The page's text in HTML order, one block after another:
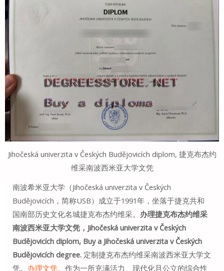
Jihočeská univerzita v Českých Budějovicích diplom, 捷克布杰约
维采南波西米亚大学文凭
南波希米亚大学（Jihočeská univerzita v Českých
Budějovicích，简称USB）成立于1991年，坐落于捷克共和
国南部历史文化名城捷克布杰约维采。 办理捷克布杰约维采
南波西米亚大学文凭，Jihočeská univerzita v Českých
Budějovicích diplom, Buy a Jihočeská univerzita v Českých
Budějovicích degree.定制捷克布杰约维采南波西米亚大学文
凭。 办理文凭。 作为一所充满活力、现代化且公立的综合性